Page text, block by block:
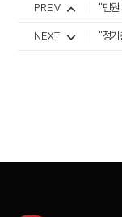
PREV
NEXT